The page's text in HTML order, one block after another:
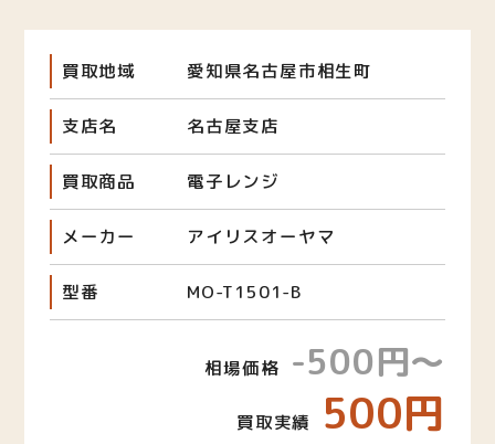
買取地域 愛知県名古屋市相生町
支店名 名古屋支店
買取商品 電子レンジ
メーカー アイリスオーヤマ
型番 MO-T1501-B
相場価格 -500円～
買取実績 500円